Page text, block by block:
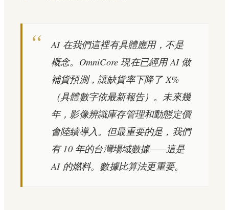
AI 在我們這裡有具體應用，不是
概念。OmniCore 現在已經用 AI 做
補貨預測，讓缺貨率下降了 X%
（具體數字依最新報告）。未來幾
年，影像辨識庫存管理和動態定價
會陸續導入。但最重要的是，我們
有 10 年的台灣場域數據——這是
AI 的燃料。數據比算法更重要。